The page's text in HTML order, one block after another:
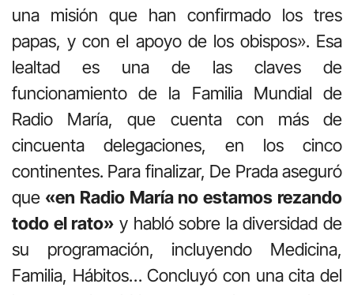
una misión que han confirmado los tres
papas, y con el apoyo de los obispos». Esa
lealtad es una de las claves de
funcionamiento de la Familia Mundial de
Radio María, que cuenta con más de
cincuenta delegaciones, en los cinco
continentes. Para finalizar, De Prada aseguró
que «en Radio María no estamos rezando
todo el rato» y habló sobre la diversidad de
su programación, incluyendo Medicina,
Familia, Hábitos… Concluyó con una cita del